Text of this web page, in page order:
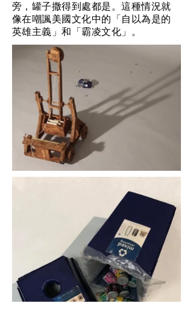
旁，罐子撒得到處都是。這種情況就
像在嘲諷美國文化中的「自以為是的
英雄主義」和「霸凌文化」。